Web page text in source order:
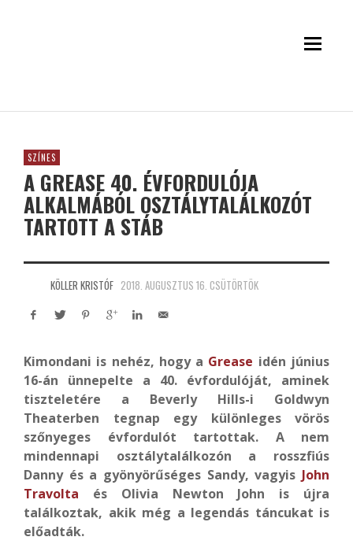
SZÍNES
A GREASE 40. ÉVFORDULÓJA
ALKALMÁBÓL OSZTÁLYTALÁLKOZÓT
TARTOTT A STÁB
KÖLLER KRISTÓF 2018. AUGUSZTUS 16. CSÜTÖRTÖK
Kimondani is nehéz, hogy a Grease idén június
16-án ünnepelte a 40. évfordulóját, aminek
tiszteletére a Beverly Hills-i Goldwyn
Theaterben tegnap egy különleges vörös
szőnyeges évfordulót tartottak. A nem
mindennapi osztálytalálkozón a rosszfiús
Danny és a gyönyörűséges Sandy, vagyis John
Travolta és Olivia Newton John is újra
találkoztak, akik még a legendás táncukat is
előadták.